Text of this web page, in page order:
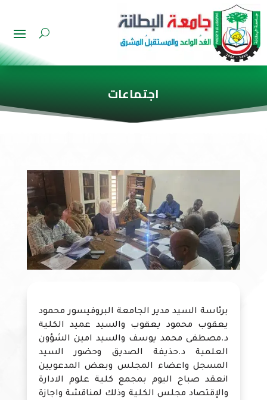
اجتماعات
برئاسة السيد مدير الجامعة البروفيسور محمود
يعقوب محمود يعقوب والسيد عميد الكلية
د.مصطفى محمد يوسف والسيد امين الشؤون
العلمية د.حذيفة الصديق وحضور السيد
المسجل واعضاء المجلس وبعض المدعويين
انعقد صباح اليوم بمجمع كلية علوم الادارة
والإقتصاد مجلس الكلية وذلك لمناقشة واجازة